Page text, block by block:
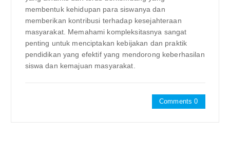
membentuk kehidupan para siswanya dan
memberikan kontribusi terhadap kesejahteraan
masyarakat. Memahami kompleksitasnya sangat
penting untuk menciptakan kebijakan dan praktik
pendidikan yang efektif yang mendorong keberhasilan
siswa dan kemajuan masyarakat.
Comments 0